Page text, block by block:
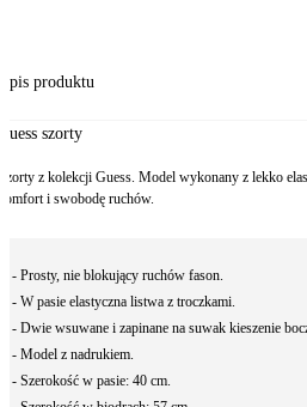
produktu
szorty
z kolekcji Guess. Model wykonany z lekko
i swobodę ruchów.
- Prosty, nie blokujący ruchów fason.
- W pasie elastyczna listwa z troczkami.
- Dwie wsuwane i zapinane na suwak kieszenie
- Model z nadrukiem.
- Szerokość w pasie: 40 cm.